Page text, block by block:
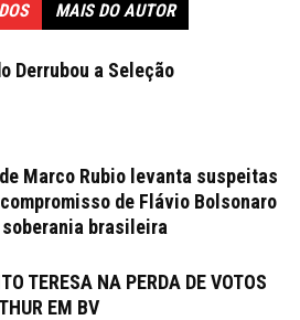
MAIS DO AUTOR
Derrubou a Seleção
Marco Rubio levanta suspeitas
de Flávio Bolsonaro
soberania brasileira
TERESA NA PERDA DE VOTOS
EM BV